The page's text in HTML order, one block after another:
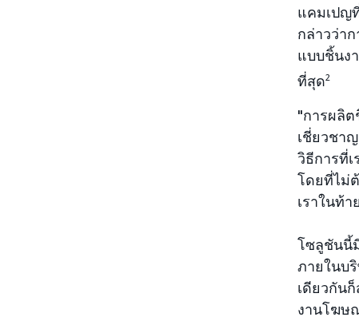
แคมเปญ
กล่าวว่า
แบบชิ้นง
ที่สุด2
"การผลิ
เชี่ยวชา
วิธีการที่
โดยที่ไม่
เราในท้
โซลูชันนี้
ภายในบ
เดียวกัน
งานโฆษ